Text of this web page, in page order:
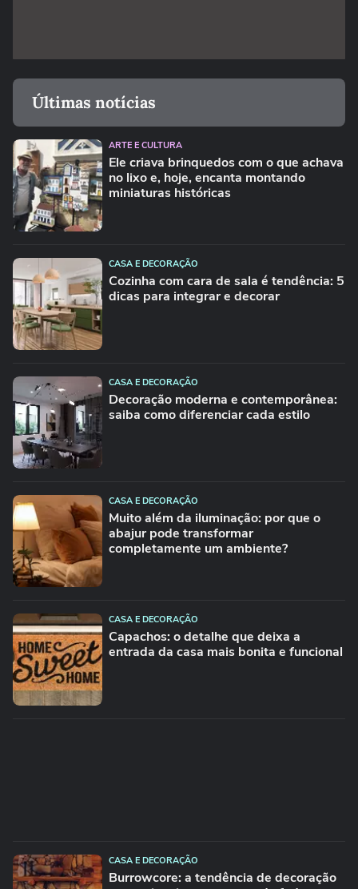
Últimas notícias
ARTE E CULTURA
Ele criava brinquedos com o que achava
no lixo e, hoje, encanta montando
miniaturas históricas
CASA E DECORAÇÃO
Cozinha com cara de sala é tendência: 5
dicas para integrar e decorar
CASA E DECORAÇÃO
Decoração moderna e contemporânea:
saiba como diferenciar cada estilo
CASA E DECORAÇÃO
Muito além da iluminação: por que o
abajur pode transformar
completamente um ambiente?
CASA E DECORAÇÃO
Capachos: o detalhe que deixa a
entrada da casa mais bonita e funcional
CASA E DECORAÇÃO
Burrowcore: a tendência de decoração